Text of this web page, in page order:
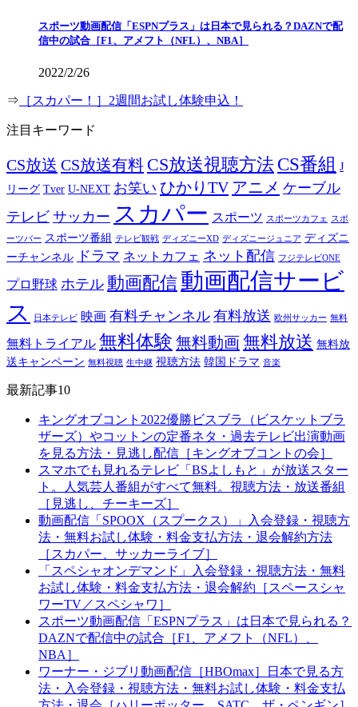
スポーツ動画配信「ESPNプラス」は日本で見られる？DAZNで配
信中の試合［F1、アメフト（NFL）、NBA］
2022/2/26
⇒ ［スカパー！］2週間お試し体験申込！
注目キーワード
CS放送 CS放送有料 CS放送視聴方法 CS番組 J
リーグ Tver U-NEXT お笑い ひかりTV アニメ ケーブル
テレビ サッカー スカパー スポーツ スポーツカフェ スポ
ーツバー スポーツ番組 テレビ観戦 ディズニーXD ディズニージュニア ディズニ
ーチャンネル
ドラマ ネットカフェ ネット配信 フジテレビONE
プロ野球 ホテル 動画配信 動画配信サービ
ス
日本テレビ 映画 有料チャンネル 有料放送 欧州サッカー 無料
無料トライアル 無料体験 無料動画無料放送 無料放
送キャンペーン 無料視聴 生中継 視聴方法 韓国ドラマ 音楽
最新記事10
キングオブコント2022優勝ビスブラ（ビスケットブラ
ザーズ）やコットンの定番ネタ・過去テレビ出演動画
を見る方法・見逃し配信［キングオブコントの会］
スマホでも見れるテレビ「BSよしもと」が放送スター
ト。人気芸人番組がすべて無料。視聴方法・放送番組
［見逃し、チーキーズ］
動画配信「SPOOX（スプークス）」入会登録・視聴方
法・無料お試し体験・料金支払方法・退会解約方法
［スカパー、サッカーライブ］
「スペシャオンデマンド」入会登録・視聴方法・無料
お試し体験・料金支払方法・退会解約［スペースシャ
ワーTV／スペシャワ］
スポーツ動画配信「ESPNプラス」は日本で見られる？
DAZNで配信中の試合［F1、アメフト（NFL）、
NBA］
ワーナー・ジブリ動画配信［HBOmax］日本で見る方
法・入会登録・視聴方法・無料お試し体験・料金支払